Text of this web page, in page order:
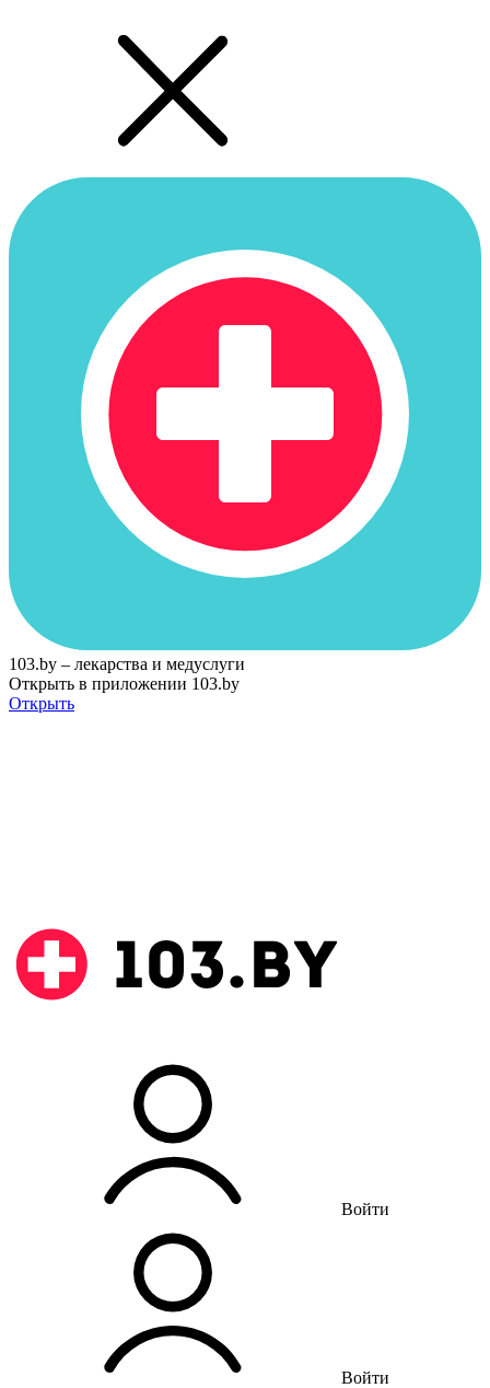
103.by – лекарства и медуслуги
Открыть в приложении 103.by
Открыть
Войти
Войти